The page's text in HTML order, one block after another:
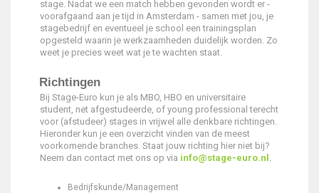
stage. Nadat we een match hebben gevonden wordt er -
voorafgaand aan je tijd in Amsterdam - samen met jou, je
stagebedrijf en eventueel je school een trainingsplan
opgesteld waarin je werkzaamheden duidelijk worden. Zo
weet je precies weet wat je te wachten staat.
Richtingen
Bij Stage-Euro kun je als MBO, HBO en universitaire
student, net afgestudeerde, of young professional terecht
voor (afstudeer) stages in vrijwel alle denkbare richtingen.
Hieronder kun je een overzicht vinden van de meest
voorkomende branches. Staat jouw richting hier niet bij?
Neem dan contact met ons op via info@stage-euro.nl .
Bedrijfskunde/Management